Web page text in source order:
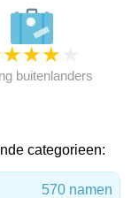
★★★
buitenlanders
categorieen:
570 namen